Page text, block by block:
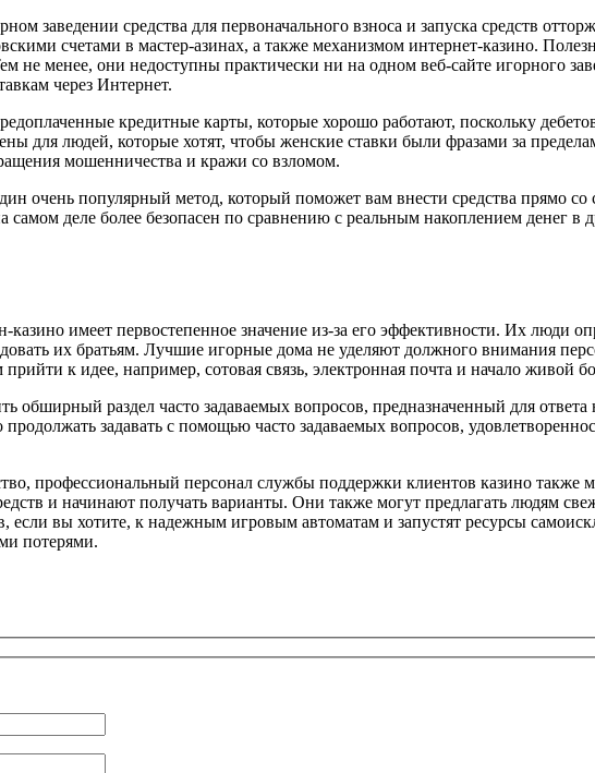
заведении средства для первоначального взноса и запуска средств
счетами в мастер-азинах, а также механизмом интернет-казино.
не менее, они недоступны практически ни на одном веб-сайте игорного
через Интернет.
кредитные карты, которые хорошо работают, поскольку
для людей, которые хотят, чтобы женские ставки были фразами за
мошенничества и кражи со взломом.
очень популярный метод, который поможет вам внести средства прямо со
самом деле более безопасен по сравнению с реальным накоплением денег
казино имеет первостепенное значение из-за его эффективности. Их
их братьям. Лучшие игорные дома не уделяют должного внимания
к идее, например, сотовая связь, электронная почта и начало живой
обширный раздел часто задаваемых вопросов, предназначенный для
задавать с помощью часто задаваемых вопросов,
профессиональный персонал службы поддержки клиентов казино
и начинают получать варианты. Они также могут предлагать людям
если вы хотите, к надежным игровым автоматам и запустят ресурсы
потерями.